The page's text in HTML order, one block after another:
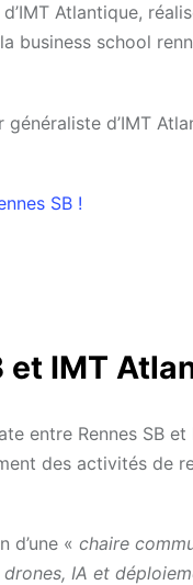
Atlantique,
business school
d’IMT
SB !
et IMT
entre Rennes SB et
des activités de
d’une « chaire
IA et